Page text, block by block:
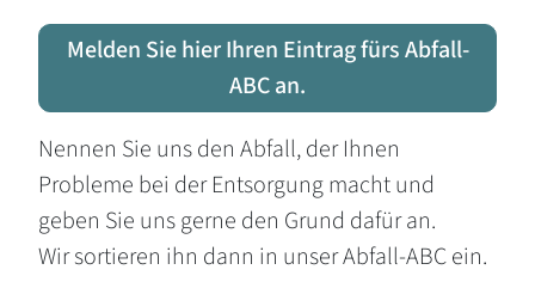
Melden Sie hier Ihren Eintrag fürs Abfall-
ABC an.
Nennen Sie uns den Abfall, der Ihnen
Probleme bei der Entsorgung macht und
geben Sie uns gerne den Grund dafür an.
Wir sortieren ihn dann in unser Abfall-ABC ein.